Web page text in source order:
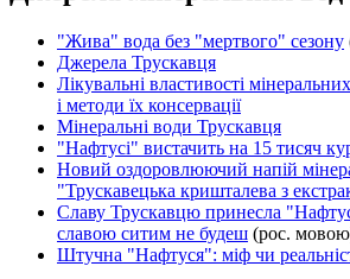
"Жива" вода без "мертвого" сезону
Джерела Трускавця
Лікувальні властивості
і методи їх консервації
Мінеральні води Трускавця
"Нафтусі" вистачить на 15 тисяч
Новий оздоровлюючий напій
"Трускавецька кришталева з
Славу Трускавцю принесла
славою ситим не будеш (рос.
Штучна "Нафтуся": міф чи